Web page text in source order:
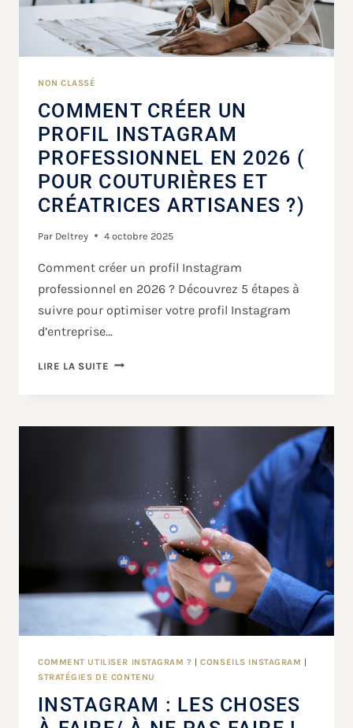
NON CLASSÉ
COMMENT CRÉER UN
PROFIL INSTAGRAM
PROFESSIONNEL EN 2026 (
POUR COUTURIÈRES ET
CRÉATRICES ARTISANES ?)
Par Deltrey 4 octobre 2025
Comment créer un profil Instagram
professionnel en 2026 ? Découvrez 5 étapes à
suivre pour optimiser votre profil Instagram
d’entreprise…
LIRE LA SUITE
COMMENT UTILISER INSTAGRAM ? |CONSEILS INSTAGRAM
STRATÉGIES DE CONTENU
INSTAGRAM : LES CHOSES